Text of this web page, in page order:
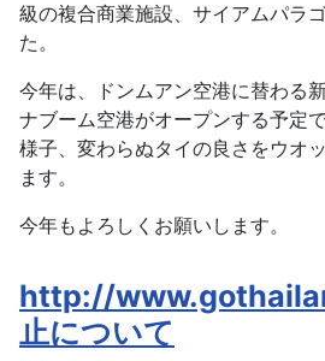
級の複合商業施設、サイアムパラ
た。
今年は、ドンムアン空港に替わる
ナブーム空港がオープンする予定
様子、変わらぬタイの良さをウオ
ます。
今年もよろしくお願いします。
http://
止について